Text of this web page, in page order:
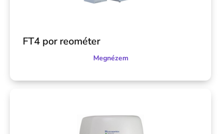
FT4 por reométer
Megnézem